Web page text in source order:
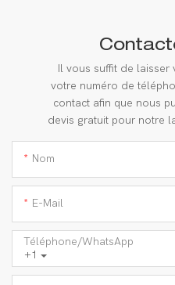
Il vous suffit de
votre numéro de
contact afin que nous
devis gratuit pour notre
Nom
E-Mail
+1
Téléphone/WhatsApp